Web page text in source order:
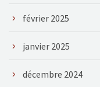
février 2025
janvier 2025
décembre 2024